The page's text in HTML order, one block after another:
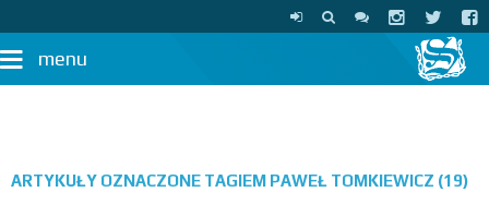
menu
ARTYKUŁY OZNACZONE TAGIEM PAWEŁ TOMKIEWICZ (19)